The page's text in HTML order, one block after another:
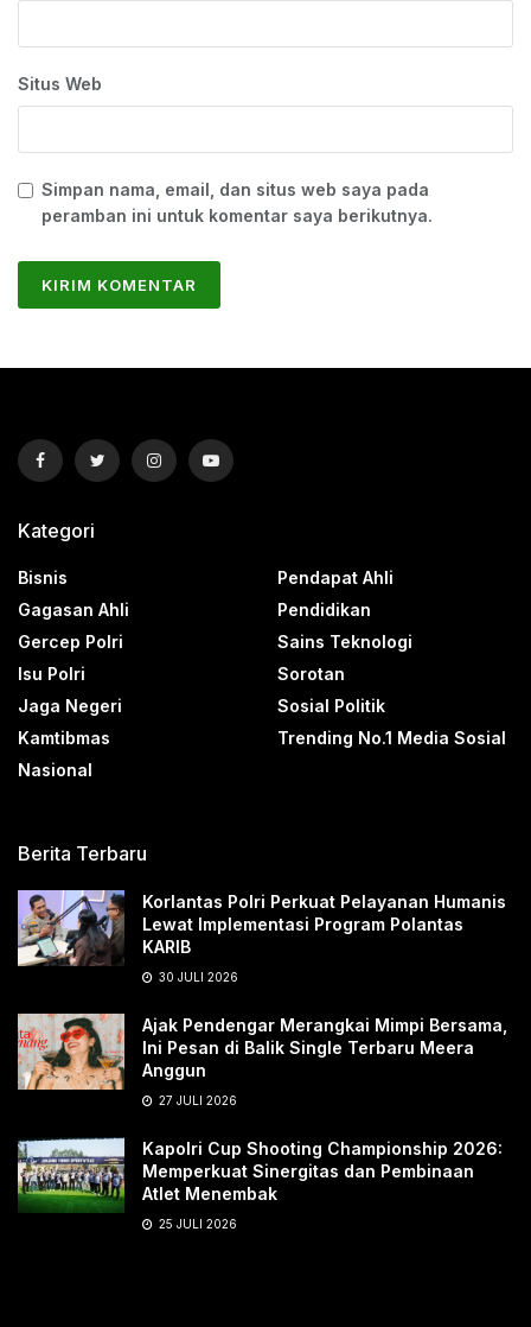
Situs Web
Simpan nama, email, dan situs web saya pada
peramban ini untuk komentar saya berikutnya.
Kategori
Bisnis
Gagasan Ahli
Gercep Polri
Isu Polri
Jaga Negeri
Kamtibmas
Nasional
Pendapat Ahli
Pendidikan
Sains Teknologi
Sorotan
Sosial Politik
Trending No.1 Media Sosial
Berita Terbaru
Korlantas Polri Perkuat Pelayanan Humanis
Lewat Implementasi Program Polantas
KARIB
30 JULI 2026
Ajak Pendengar Merangkai Mimpi Bersama,
Ini Pesan di Balik Single Terbaru Meera
Anggun
27 JULI 2026
Kapolri Cup Shooting Championship 2026:
Memperkuat Sinergitas dan Pembinaan
Atlet Menembak
25 JULI 2026